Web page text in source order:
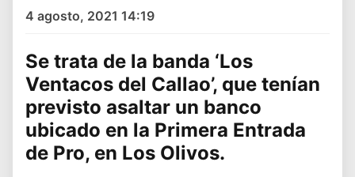
4 agosto, 2021 14:19
Se trata de la banda ‘Los
Ventacos del Callao’, que tenían
previsto asaltar un banco
ubicado en la Primera Entrada
de Pro, en Los Olivos.